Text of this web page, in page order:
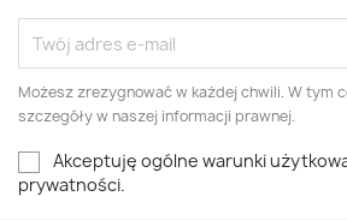
Możesz zrezygnować w każdej chwili. W tym
szczegóły w naszej informacji prawnej.
Akceptuję ogólne warunki
prywatności.